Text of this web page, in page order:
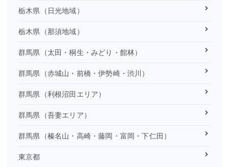
栃木県（日光地域）
栃木県（那須地域）
群馬県（太田・桐生・みどり・館林）
群馬県（赤城山・前橋・伊勢崎・渋川）
群馬県（利根沼田エリア）
群馬県（吾妻エリア）
群馬県（榛名山・高崎・藤岡・富岡・下仁田）
東京都